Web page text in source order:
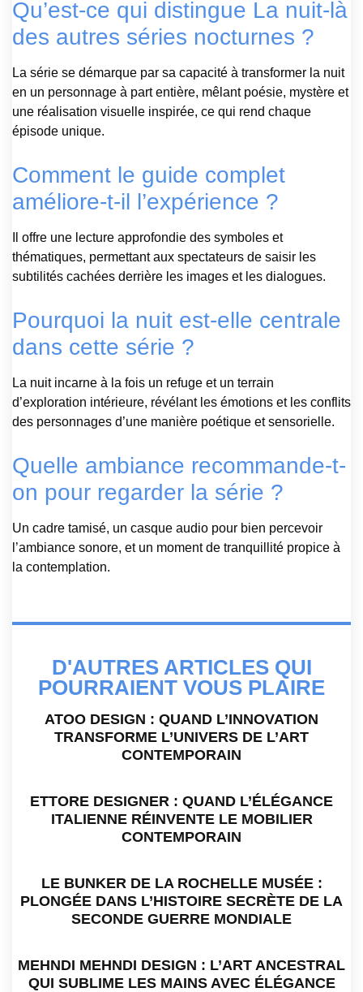
Qu’est-ce qui distingue La nuit-là
des autres séries nocturnes ?
La série se démarque par sa capacité à transformer la nuit
en un personnage à part entière, mêlant poésie, mystère et
une réalisation visuelle inspirée, ce qui rend chaque
épisode unique.
Comment le guide complet
améliore-t-il l’expérience ?
Il offre une lecture approfondie des symboles et
thématiques, permettant aux spectateurs de saisir les
subtilités cachées derrière les images et les dialogues.
Pourquoi la nuit est-elle centrale
dans cette série ?
La nuit incarne à la fois un refuge et un terrain
d’exploration intérieure, révélant les émotions et les conflits
des personnages d’une manière poétique et sensorielle.
Quelle ambiance recommande-t-
on pour regarder la série ?
Un cadre tamisé, un casque audio pour bien percevoir
l’ambiance sonore, et un moment de tranquillité propice à
la contemplation.
D'AUTRES ARTICLES QUI
POURRAIENT VOUS PLAIRE
ATOO DESIGN : QUAND L’INNOVATION
TRANSFORME L’UNIVERS DE L’ART
CONTEMPORAIN
ETTORE DESIGNER : QUAND L’ÉLÉGANCE
ITALIENNE RÉINVENTE LE MOBILIER
CONTEMPORAIN
LE BUNKER DE LA ROCHELLE MUSÉE :
PLONGÉE DANS L’HISTOIRE SECRÈTE DE LA
SECONDE GUERRE MONDIALE
MEHNDI MEHNDI DESIGN : L’ART ANCESTRAL
QUI SUBLIME LES MAINS AVEC ÉLÉGANCE